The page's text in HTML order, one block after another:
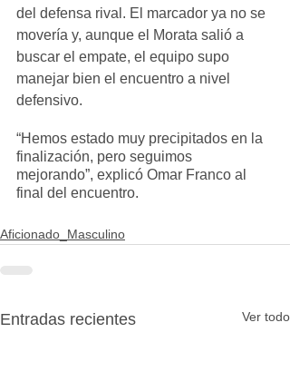
del defensa rival. El marcador ya no se
movería y, aunque el Morata salió a
buscar el empate, el equipo supo
manejar bien el encuentro a nivel
defensivo.
“Hemos estado muy precipitados en la
finalización, pero seguimos
mejorando”, explicó Omar Franco al
final del encuentro.
Aficionado_Masculino
Entradas recientes Ver todo